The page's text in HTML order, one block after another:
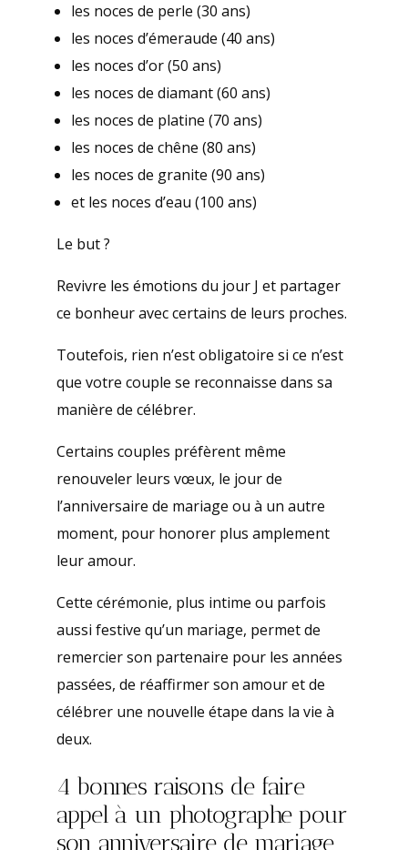
les noces de perle (30 ans)
les noces d’émeraude (40 ans)
les noces d’or (50 ans)
les noces de diamant (60 ans)
les noces de platine (70 ans)
les noces de chêne (80 ans)
les noces de granite (90 ans)
et les noces d’eau (100 ans)
Le but ?
Revivre les émotions du jour J et partager
ce bonheur avec certains de leurs proches.
Toutefois, rien n’est obligatoire si ce n’est
que votre couple se reconnaisse dans sa
manière de célébrer.
Certains couples préfèrent même
renouveler leurs vœux, le jour de
l’anniversaire de mariage ou à un autre
moment, pour honorer plus amplement
leur amour.
Cette cérémonie, plus intime ou parfois
aussi festive qu’un mariage, permet de
remercier son partenaire pour les années
passées, de réaffirmer son amour et de
célébrer une nouvelle étape dans la vie à
deux.
4 bonnes raisons de faire
appel à un photographe pour
son anniversaire de mariage